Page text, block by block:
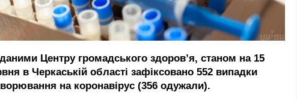
Центру громадського здоров’я, станом на 15
в Черкаській області зафіксовано 552 випадки
на коронавірус (356 одужали).